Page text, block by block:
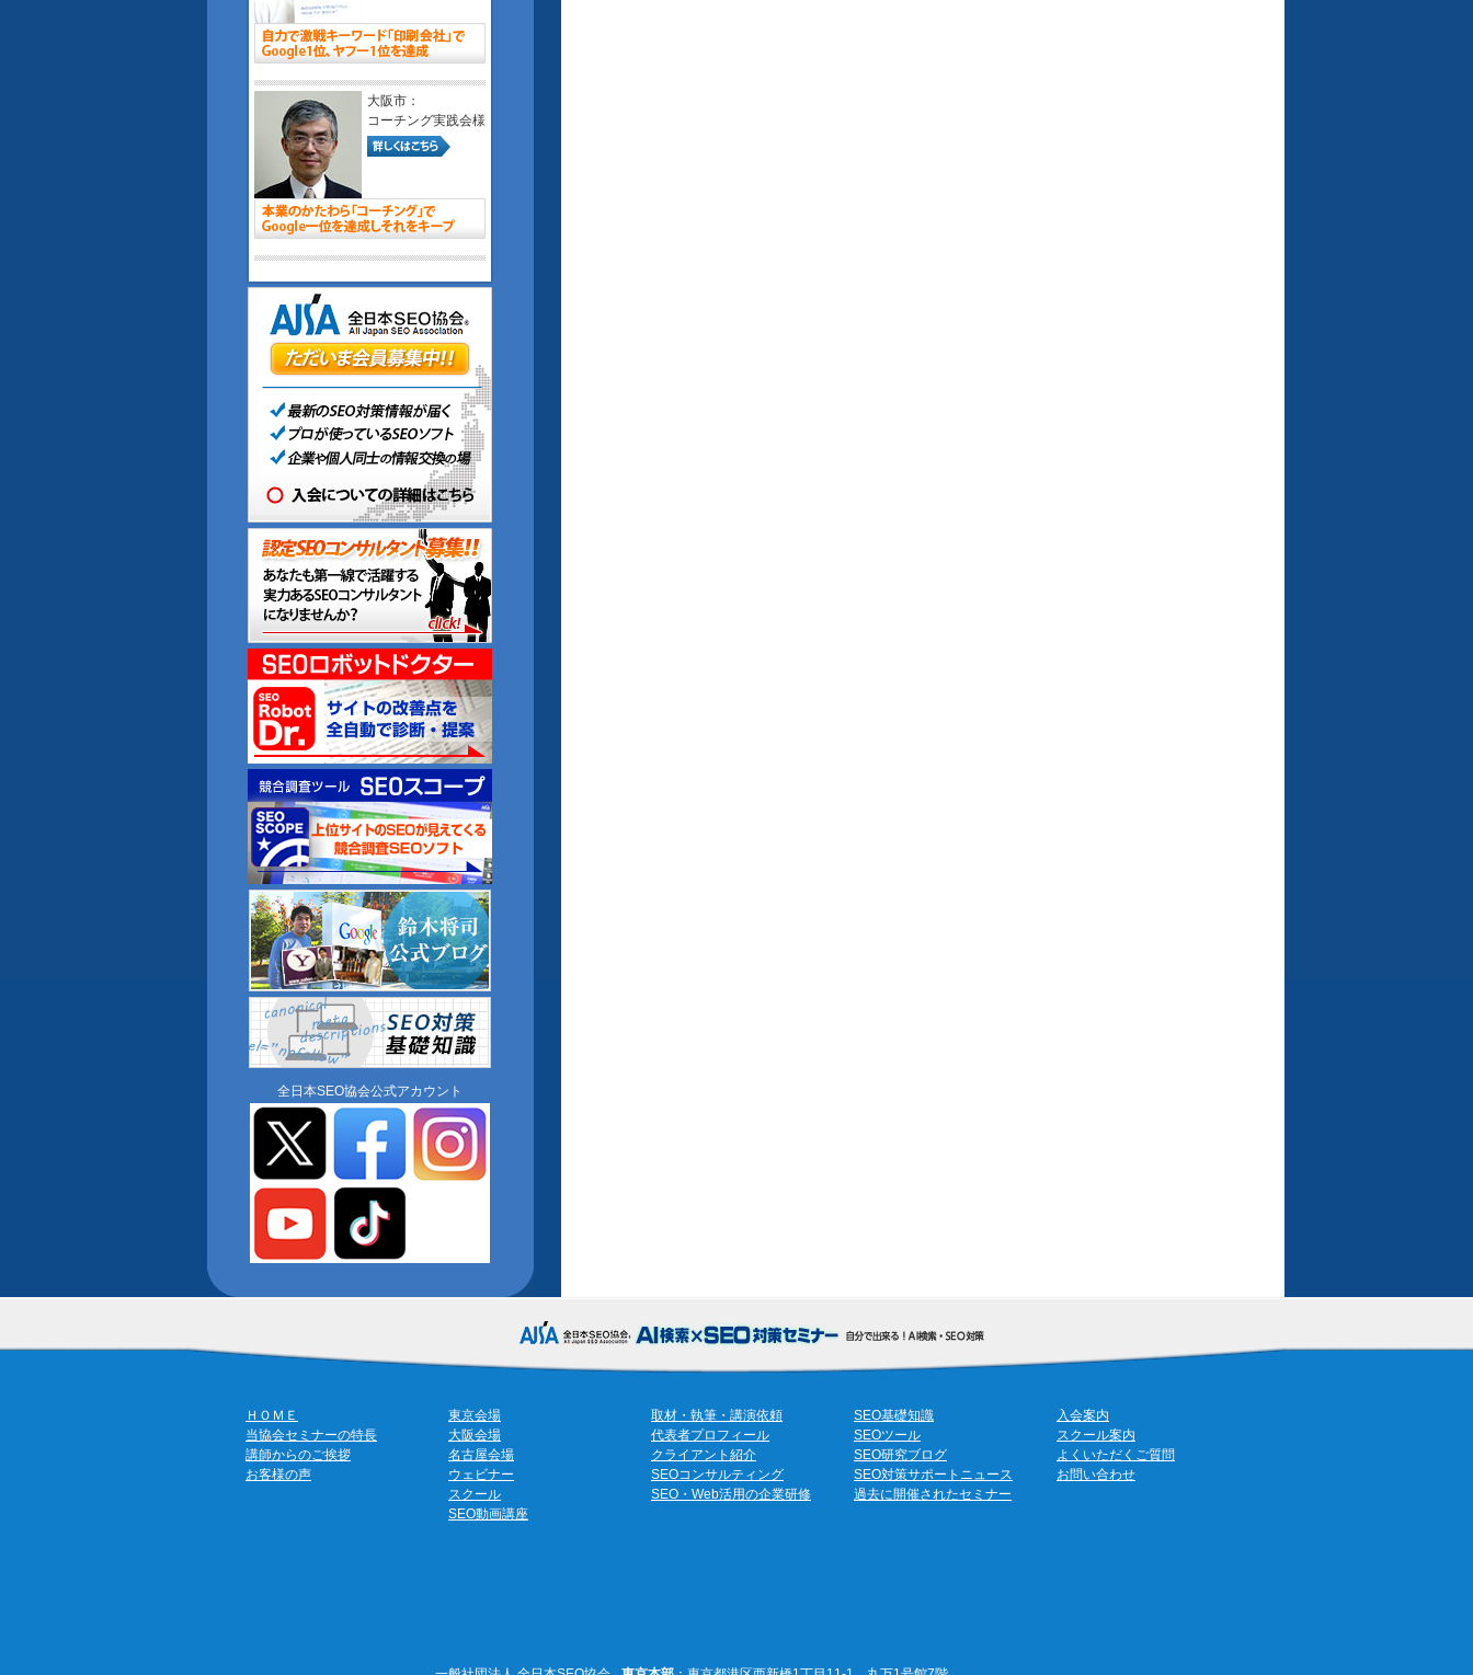
大阪市：
コーチング実践会様
全日本SEO協会公式アカウント
ＨＯＭＥ
当協会セミナーの特長
講師からのご挨拶
お客様の声
東京会場
大阪会場
名古屋会場
ウェビナー
スクール
SEO動画講座
取材・執筆・講演依頼
代表者プロフィール
クライアント紹介
SEOコンサルティング
SEO・Web活用の企業研修
SEO基礎知識
SEOツール
SEO研究ブログ
SEO対策サポートニュース
過去に開催されたセミナー
入会案内
スクール案内
よくいただくご質問
お問い合わせ